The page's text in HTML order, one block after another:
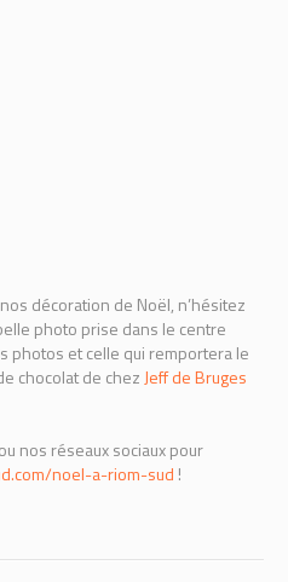
décoration de Noël, n’hésitez
photo prise dans le centre
photos et celle qui remportera le
chocolat de chez Jeff de Bruges
nos réseaux sociaux pour
noel-a-riom-sud !